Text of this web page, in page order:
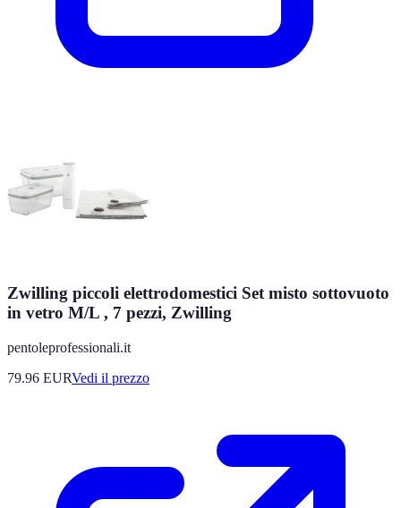
Zwilling piccoli elettrodomestici Set misto sottovuoto
in vetro M/L , 7 pezzi, Zwilling
pentoleprofessionali.it
79.96 EURVedi il prezzo